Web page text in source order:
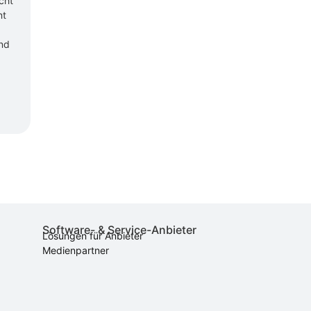
Software- & Service-Anbieter
Lösungen für Anbieter
Medienpartner